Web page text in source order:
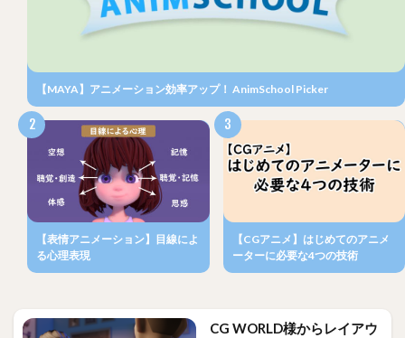
【MAYA】アニメーション効率アップ！ AnimSchool Picker
【表情アニメーション】目線によ
る心理表現
【CGアニメ】はじめてのアニメ
ーターに必要な4つの技術
CG WORLD様からレイアウ